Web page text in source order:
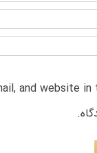
and website